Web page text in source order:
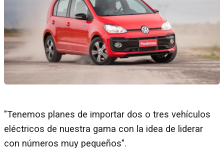
"Tenemos planes de importar dos o tres vehículos
eléctricos de nuestra gama con la idea de liderar
con números muy pequeños".